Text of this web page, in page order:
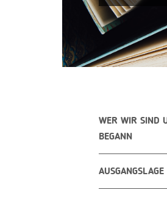
WER WIR SIND
BEGANN
AUSGANGSLAGE